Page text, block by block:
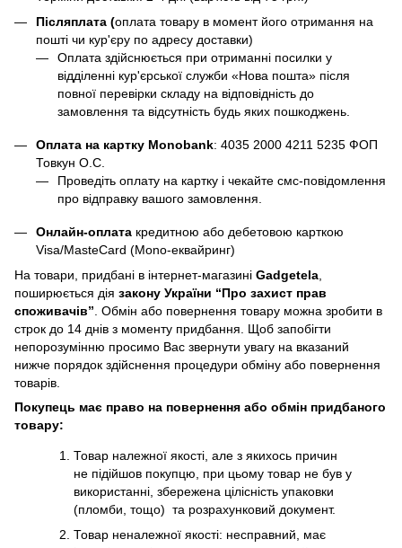
Післяплата (оплата товару в момент його отримання на
пошті чи кур'єру по адресу доставки)
Оплата здійснюється при отриманні посилки у
відділенні кур'єрської служби «Нова пошта» після
повної перевірки складу на відповідність до
замовлення та відсутність будь яких пошкоджень.
Оплата на картку Monobank: 4035 2000 4211 5235 ФОП
Товкун О.С.
Проведіть оплату на картку і чекайте смс-повідомлення
про відправку вашого замовлення.
Онлайн-оплата кредитною або дебетовою карткою
Visa/MasteCard (Mono-еквайринг)
На товари, придбані в інтернет-магазині Gadgetela
поширюється дія закону України “Про захист прав
споживачів” . Обмін або повернення товару можна зробити в
строк до 14 днів з моменту придбання. Щоб запобігти
непорозумінню просимо Вас звернути увагу на вказаний
нижче порядок здійснення процедури обміну або повернення
товарів.
Покупець має право на повернення або обмін придбаного
товару:
Товар належної якості, але з якихось причин
не підійшов покупцю, при цьому товар не був у
використанні, збережена цілісність упаковки
(пломби, тощо) та розрахунковий документ.
Товар неналежної якості: несправний, має